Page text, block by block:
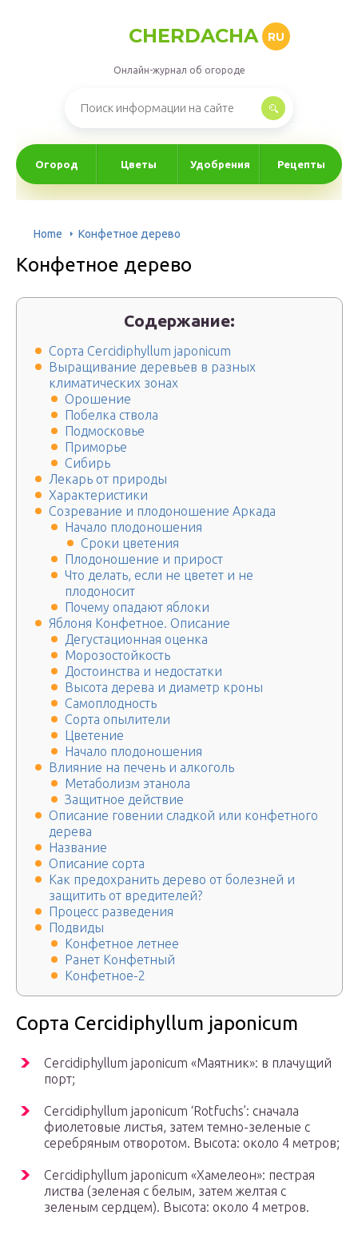
CHERDACHA RU
Онлайн-журнал об огороде
Огород Цветы Удобрения Рецепты
Home Конфетное дерево
Конфетное дерево
Содержание:
Сорта Cercidiphyllum japonicum
Выращивание деревьев в разных
климатических зонах
Орошение
Побелка ствола
Подмосковье
Приморье
Сибирь
Лекарь от природы
Характеристики
Созревание и плодоношение Аркада
Начало плодоношения
Сроки цветения
Плодоношение и прирост
Что делать, если не цветет и не
плодоносит
Почему опадают яблоки
Яблоня Конфетное. Описание
Дегустационная оценка
Морозостойкость
Достоинства и недостатки
Высота дерева и диаметр кроны
Самоплодность
Сорта опылители
Цветение
Начало плодоношения
Влияние на печень и алкоголь
Метаболизм этанола
Защитное действие
Описание говении сладкой или конфетного
дерева
Название
Описание сорта
Как предохранить дерево от болезней и
защитить от вредителей?
Процесс разведения
Подвиды
Конфетное летнее
Ранет Конфетный
Конфетное-2
Сорта Cercidiphyllum japonicum
Cercidiphyllum japonicum «Маятник»: в плачущий
порт;
Cercidiphyllum japonicum ‘Rotfuchs’: сначала
фиолетовые листья, затем темно-зеленые с
серебряным отворотом. Высота: около 4 метров;
Cercidiphyllum japonicum «Хамелеон»: пестрая
листва (зеленая с белым, затем желтая с
зеленым сердцем). Высота: около 4 метров.